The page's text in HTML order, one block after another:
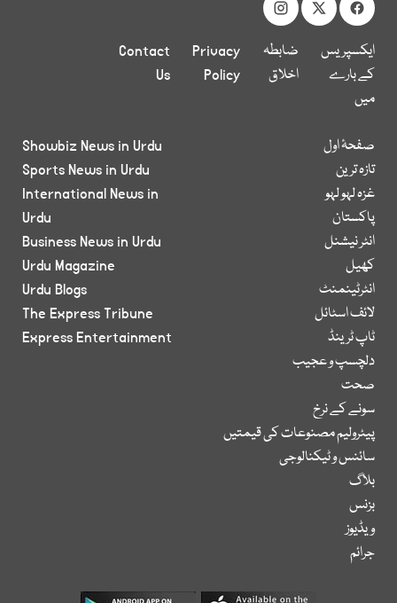
ایکسپریس
کے بارے
میں
ضابطہ
اخلاق
Privacy
Policy
Contact
Us
صفحۂ اول
تازہ ترین
غزہ لہو لہو
پاکستان
انٹر نیشنل
کھیل
انٹرٹینمنٹ
لائف اسٹائل
ٹاپ ٹرینڈ
دلچسپ و عجیب
صحت
سونے کے نرخ
پیٹرولیم مصنوعات کی قیمتیں
سائنس و ٹیکنالوجی
بلاگ
بزنس
ویڈیوز
جرائم
Showbiz News in Urdu
Sports News in Urdu
International News in
Urdu
Business News in Urdu
Urdu Magazine
Urdu Blogs
The Express Tribune
Express Entertainment